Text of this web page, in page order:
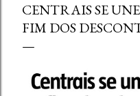
CENTRAIS SE
FIM DOS